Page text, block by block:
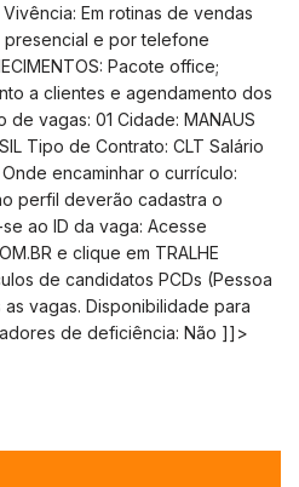
Em rotinas de vendas
e por telefone
Pacote office;
a clientes e agendamento dos
vagas: 01 Cidade: MANAUS
Tipo de Contrato: CLT Salário
encaminhar o currículo:
perfil deverão cadastra o
ao ID da vaga: Acesse
e clique em TRALHE
de candidatos PCDs (Pessoa
vagas. Disponibilidade para
de deficiência: Não ]]>